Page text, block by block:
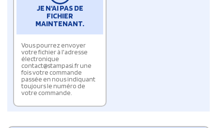
JE N'AI PAS DE
FICHIER
MAINTENANT.
Vous pourrez envoyer
votre fichier à l'adresse
électronique
contact@stampasi.fr une
fois votre commande
passée en nous indiquant
toujours le numéro de
votre commande.